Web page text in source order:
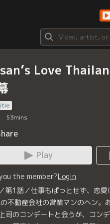
Love
53mins
Play
the member?Login
第1話／仕事もぱっとせず、恋
不動産会社の営業マンのヘン。
司のコンデートと会うが、コン